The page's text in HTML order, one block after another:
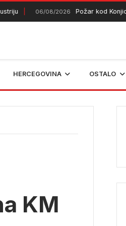
06/08/2026 Požar kod Konjica
HERCEGOVINA OSTALO
KM